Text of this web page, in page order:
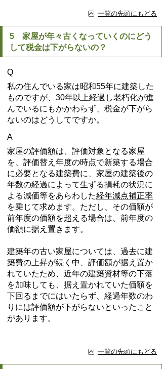
一覧の先頭にもどる
5 家屋が年々古くなっていくのにどう
して税金は下がらないの？
Q
私の住んでいる家は昭和55年に建築した
ものですが、30年以上経過し老朽化が進
んでいるにもかかわらず、税金が下がら
ないのはどうしてですか。
A
家屋の評価額は、評価対象となる家屋
を、評価替え年度の時点で新築する場合
に必要となる建築費に、家屋の建築後の
年数の経過によって生ずる損耗の状況に
よる減価等をあらわした経年減点補正率
を乗じて求めます。ただし、その価額が
前年度の価額を超える場合は、前年度の
価額に据え置きます。
建築年の古い家屋については、過去に建
築費の上昇が続く中、評価額が据え置か
れていたため、近年の建築資材等の下落
を加味しても、据え置かれていた価額を
下回るまでにはいたらず、経過年数のわ
りには評価額が下がらないといったこと
があります。
一覧の先頭にもどる